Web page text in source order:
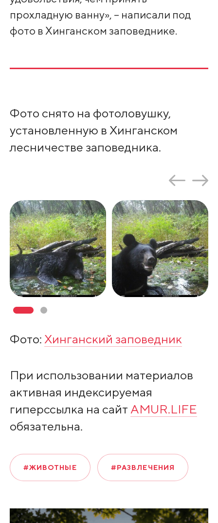
прохладную ванну», – написали под
фото в Хинганском заповеднике.
Фото снято на фотоловушку,
установленную в Хинганском
лесничестве заповедника.
Фото: Хинганский заповедник
При использовании материалов
активная индексируемая
гиперссылка на сайт AMUR.LIFE
обязательна.
#ЖИВОТНЫЕ #РАЗВЛЕЧЕНИЯ